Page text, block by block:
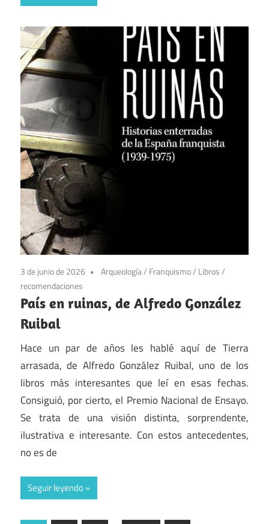
3 de junio de 2026 Arqueología/ Franquismo/ Libros/
recomendaciones
País en ruinas, de Alfredo González
Ruibal
Hace un par de años les hablé aquí de Tierra
arrasada, de Alfredo González Ruibal, uno de los
libros más interesantes que leí en esas fechas.
Consiguió, por cierto, el Premio Nacional de Ensayo.
Se trata de una visión distinta, sorprendente,
ilustrativa e interesante. Con estos antecedentes,
no es de
Seguir leyendo